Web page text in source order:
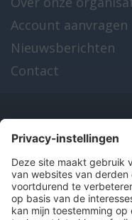
Account aanvragen
Nieuwsberichten
Contact
Onze producten
en diensten
Over Hitma
Algemene